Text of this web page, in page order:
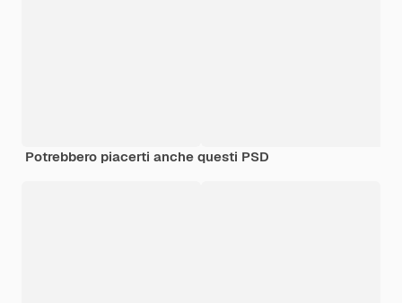
Potrebbero piacerti anche questi PSD